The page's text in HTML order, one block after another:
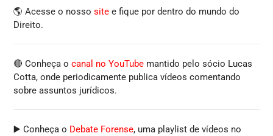
🌎 Acesse o nossosite e fique por dentro do mundo do
Direito.
🔴 Conheça ocanal no YouTube mantido pelo sócio Lucas
Cotta, onde periodicamente publica vídeos comentando
sobre assuntos jurídicos.
▶️ Conheça o Debate Forense, uma playlist de vídeos no